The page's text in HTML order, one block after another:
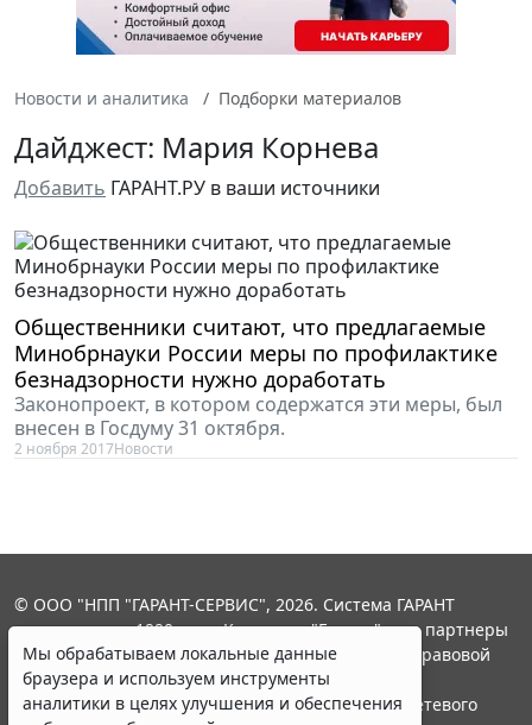
Новости и аналитика Подборки материалов
Дайджест: Мария Корнева
Добавить ГАРАНТ.РУ в ваши источники
Общественники считают, что предлагаемые
Минобрнауки России меры по профилактике
безнадзорности нужно доработать
Законопроект, в котором содержатся эти меры, был
внесен в Госдуму 31 октября.
2 ноября 2017Новости
Мы обрабатываем локальные данные
браузера и используем инструменты
аналитики в целях улучшения и обеспечения
© ООО "НПП "ГАРАНТ-СЕРВИС", 2026. Система ГАРАНТ
выпускается с 1990 года. Компания "Гарант" и ее партнеры
являются участниками Российской ассоциации правовой
информации ГАРАНТ.
Портал ГАРАНТ.РУ зарегистрирован в качестве сетевого